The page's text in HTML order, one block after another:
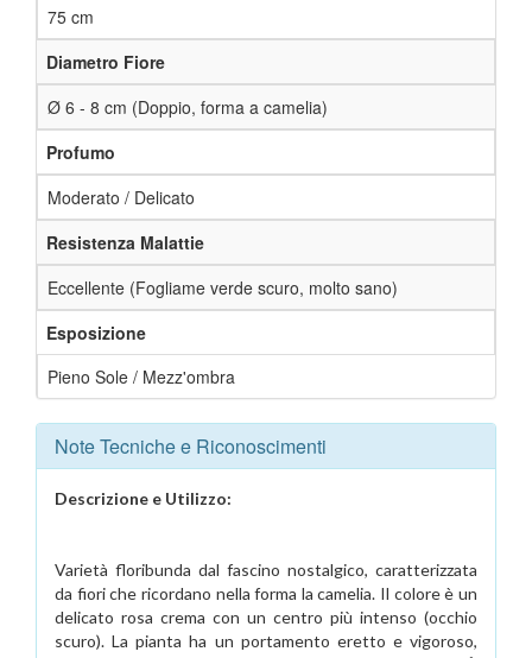
75 cm
Diametro Fiore
Ø 6 - 8 cm (Doppio, forma a camelia)
Profumo
Moderato / Delicato
Resistenza Malattie
Eccellente (Fogliame verde scuro, molto sano)
Esposizione
Pieno Sole / Mezz'ombra
Note Tecniche e Riconoscimenti
Descrizione e Utilizzo:
Varietà floribunda dal fascino nostalgico, caratterizzata
da fiori che ricordano nella forma la camelia. Il colore è un
delicato rosa crema con un centro più intenso (occhio
scuro). La pianta ha un portamento eretto e vigoroso,